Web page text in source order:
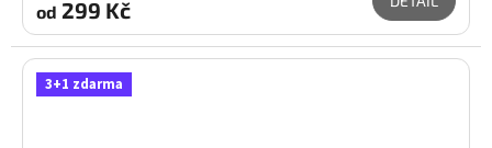
od 299 Kč
3+1 zdarma